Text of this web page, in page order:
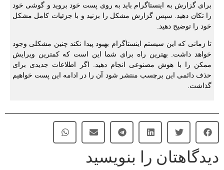
برای گزارش به اینستاگرام باید به روی پست خود بروید و گوشی خود
را تکان دهید. سپس گزارش مشکل را بزنید و با جزئیات کامل مشکل
خود را توضیح دهید.
تا زمانی که این سیستم اینستاگرام بهبود پیدا نکند چنین مشکلی وجود
خواهد داشت. بهترین راه برای شما این است که کمترین ویرایش
ممکن را با هوش مصنوعی انجام دهید. اگر اطلاعات جدیدی برای
حذف دائمی این برچسب منتشر شود آن را در ادامه این پست خواهیم
گذاشت.
دیدگاهتان را بنویسید